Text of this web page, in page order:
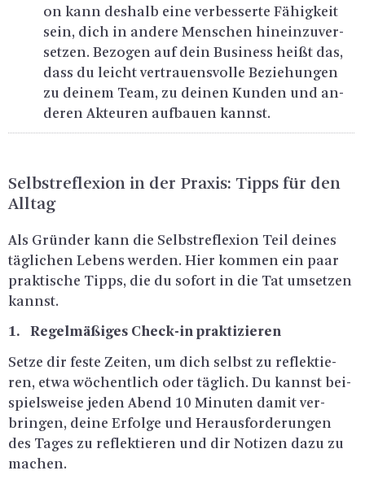
on kann des­halb eine ver­bes­ser­te Fä­hig­keit
sein, dich in an­de­re Men­schen hin­ein­zu­ver­
set­zen. Be­zo­gen auf dein Busi­ness heißt das,
dass du leicht ver­trau­ens­vol­le Be­zie­hun­gen
zu dei­nem Team, zu dei­nen Kun­den und an­
de­ren Ak­teu­ren auf­bau­en kannst.
Selbst­re­fle­xi­on in der Pra­xis: Tipps für den
All­tag
Als Grün­der kann die Selbst­re­fle­xi­on Teil dei­nes
täg­li­chen Le­bens wer­den. Hier kom­men ein paar
prak­ti­sche Tipps, die du so­fort in die Tat um­set­zen
kannst.
1. Re­gel­mä­ßi­ges Check-in prak­ti­zie­ren
Setze dir feste Zei­ten, um dich selbst zu re­flek­tie­
ren, etwa wö­chent­lich oder täg­lich. Du kannst bei­
spiels­wei­se jeden Abend 10 Mi­nu­ten damit ver­
brin­gen, deine Er­fol­ge und Her­aus­for­de­run­gen
des Tages zu re­flek­tie­ren und dir No­ti­zen dazu zu
ma­chen.